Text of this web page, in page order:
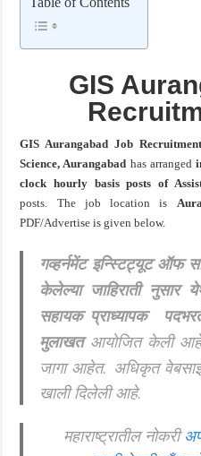
बँकेत मोठी भरती ! युनियन बँक ऑफ इंडिया
GIS
GIS Aurangabad Job
Science, Aurangabad has arranged
clock hourly basis posts of
posts.
The job location is
PDF/Advertise is given below.
गव्हर्नमेंट इन्स्टिट्यूट ऑफ
केलेल्या जाहिराती नुसार
सहायक प्राध्यापक
मुलाखतआयोजित केली
जागा आहेत. अधिकृत
खाली दिलेली आहे.
महाराष्ट्रातील नोकरी